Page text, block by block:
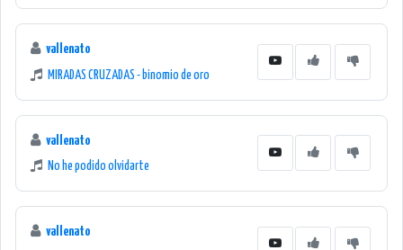
vallenato
MIRADAS CRUZADAS - binomio de oro
vallenato
No he podido olvidarte
vallenato